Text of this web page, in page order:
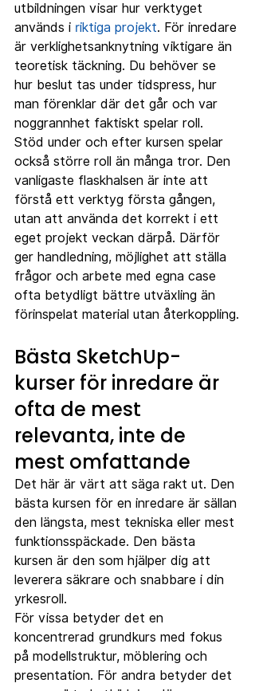
utbildningen visar hur verktyget
används i riktiga projekt. För inredare
är verklighetsanknytning viktigare än
teoretisk täckning. Du behöver se
hur beslut tas under tidspress, hur
man förenklar där det går och var
noggrannhet faktiskt spelar roll.
Stöd under och efter kursen spelar
också större roll än många tror. Den
vanligaste flaskhalsen är inte att
förstå ett verktyg första gången,
utan att använda det korrekt i ett
eget projekt veckan därpå. Därför
ger handledning, möjlighet att ställa
frågor och arbete med egna case
ofta betydligt bättre utväxling än
förinspelat material utan återkoppling.
Bästa SketchUp-
kurser för inredare är
ofta de mest
relevanta, inte de
mest omfattande
Det här är värt att säga rakt ut. Den
bästa kursen för en inredare är sällan
den längsta, mest tekniska eller mest
funktionsspäckade. Den bästa
kursen är den som hjälper dig att
leverera säkrare och snabbare i din
yrkesroll.
För vissa betyder det en
koncentrerad grundkurs med fokus
på modellstruktur, möblering och
presentation. För andra betyder det